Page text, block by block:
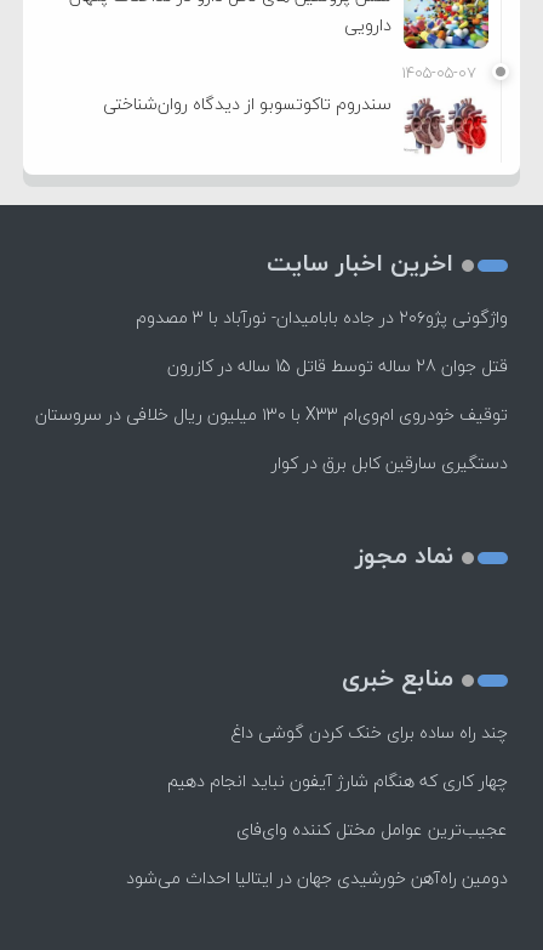
دارویی
۱۴۰۵-۰۵-۰۷
سندروم تاکوتسوبو از دیدگاه روان‌شناختی
اخرین اخبار سایت
واژگونی پژو۲۰۶ در جاده بابامیدان- نورآباد با ۳ مصدوم
قتل جوان 28 ساله توسط قاتل 15 ساله در کازرون
توقیف خودروی ام‌وی‌ام X33 با ۱۳۰ میلیون ریال خلافی در سروستان
دستگیری سارقین کابل برق در کوار
نماد مجوز
منابع خبری
چند راه‌ ساده برای خنک کردن گوشی داغ
چهار کاری که هنگام شارژ آیفون نباید انجام دهیم
عجیب‌ترین عوامل مختل کننده وای‌فای
دومین راه‌آهن خورشیدی جهان در ایتالیا احداث می‌شود